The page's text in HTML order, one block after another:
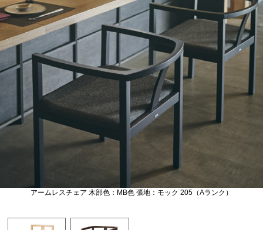
アームレスチェア 木部色：MB色 張地：モック 205（Aランク）